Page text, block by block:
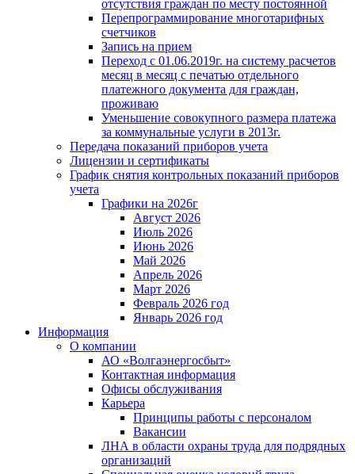
отсутствия граждан по месту постоянной
Перепрограммирование многотарифных
счетчиков
Запись на прием
Переход с 01.06.2019г. на систему расчетов
месяц в месяц с печатью отдельного
платежного документа для граждан,
проживаю
Уменьшение совокупного размера платежа
за коммунальные услуги в 2013г.
Передача показаний приборов учета
Лицензии и сертификаты
График снятия контрольных показаний приборов
учета
Графики на 2026г
Август 2026
Июль 2026
Июнь 2026
Май 2026
Апрель 2026
Март 2026
Февраль 2026 год
Январь 2026 год
Информация
О компании
АО «Волгаэнергосбыт»
Контактная информация
Офисы обслуживания
Карьера
Принципы работы с персоналом
Вакансии
ЛНА в области охраны труда для подрядных
организаций